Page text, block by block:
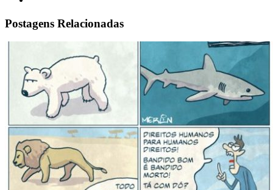
Postagens Relacionadas